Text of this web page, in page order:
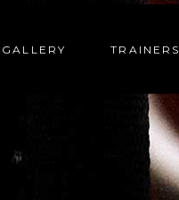
GALLERY TRAINERS